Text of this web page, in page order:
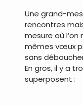
Une grand-
rencontres
mesure où
mêmes vœux
sans
En gros, il y a
superposent :